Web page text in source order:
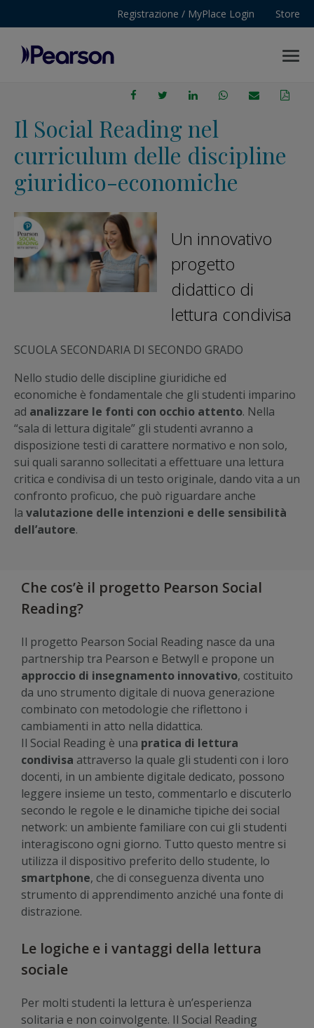
Registrazione / MyPlace Login Store
Il Social Reading nel
curriculum delle discipline
giuridico-economiche
Un innovativo
progetto
didattico di
lettura condivisa
SCUOLA SECONDARIA DI SECONDO GRADO
Nello studio delle discipline giuridiche ed
economiche è fondamentale che gli studenti imparino
ad analizzare le fonti con occhio attento. Nella
“sala di lettura digitale” gli studenti avranno a
disposizione testi di carattere normativo e non solo,
sui quali saranno sollecitati a effettuare una lettura
critica e condivisa di un testo originale, dando vita a un
confronto proficuo, che può riguardare anche
la valutazione delle intenzioni e delle sensibilità
dell’autore.
Che cos’è il progetto Pearson Social
Reading?
Il progetto Pearson Social Reading nasce da una
partnership tra Pearson e Betwyll e propone un
approccio di insegnamento innovativo, costituito
da uno strumento digitale di nuova generazione
combinato con metodologie che riflettono i
cambiamenti in atto nella didattica.
Il Social Reading è una pratica di lettura
condivisa attraverso la quale gli studenti con i loro
docenti, in un ambiente digitale dedicato, possono
leggere insieme un testo, commentarlo e discuterlo
secondo le regole e le dinamiche tipiche dei social
network: un ambiente familiare con cui gli studenti
interagiscono ogni giorno. Tutto questo mentre si
utilizza il dispositivo preferito dello studente, lo
smartphone, che di conseguenza diventa uno
strumento di apprendimento anziché una fonte di
distrazione.
Le logiche e i vantaggi della lettura
sociale
Per molti studenti la lettura è un’esperienza
solitaria e non coinvolgente. Il Social Reading